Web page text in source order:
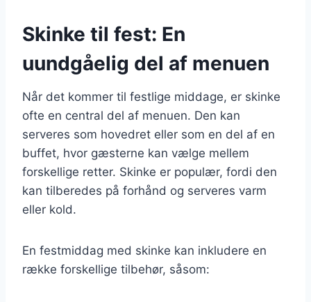
Skinke til fest: En
uundgåelig del af menuen
Når det kommer til festlige middage, er skinke
ofte en central del af menuen. Den kan
serveres som hovedret eller som en del af en
buffet, hvor gæsterne kan vælge mellem
forskellige retter. Skinke er populær, fordi den
kan tilberedes på forhånd og serveres varm
eller kold.
En festmiddag med skinke kan inkludere en
række forskellige tilbehør, såsom: